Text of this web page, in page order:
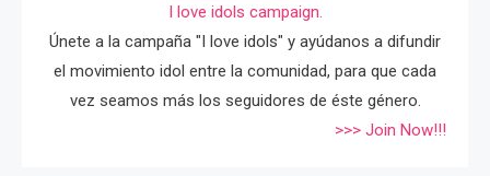
I love idols campaign.
Únete a la campaña "I love idols" y ayúdanos a difundir
el movimiento idol entre la comunidad, para que cada
vez seamos más los seguidores de éste género.
>>> Join Now!!!